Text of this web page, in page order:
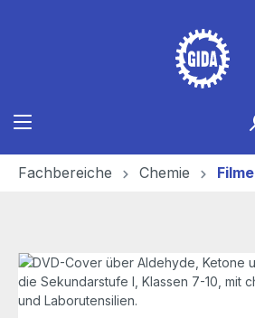
Fachbereiche Chemie Filme
Bildergalerie überspringen